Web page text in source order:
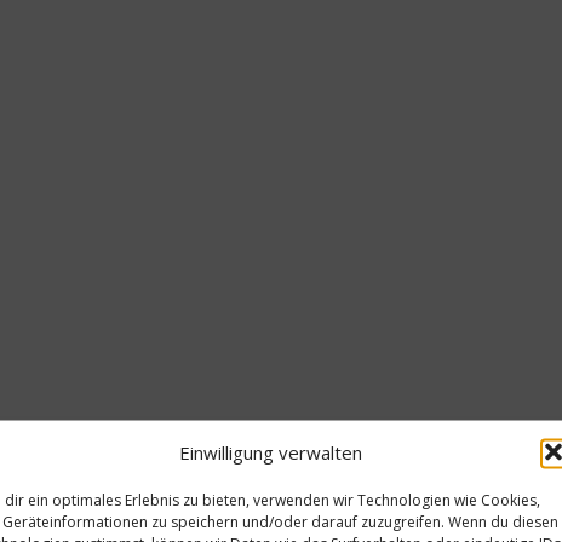
Einwilligung verwalten
dir ein optimales Erlebnis zu bieten, verwenden wir Technologien wie Cookies,
Geräteinformationen zu speichern und/oder darauf zuzugreifen. Wenn du diesen